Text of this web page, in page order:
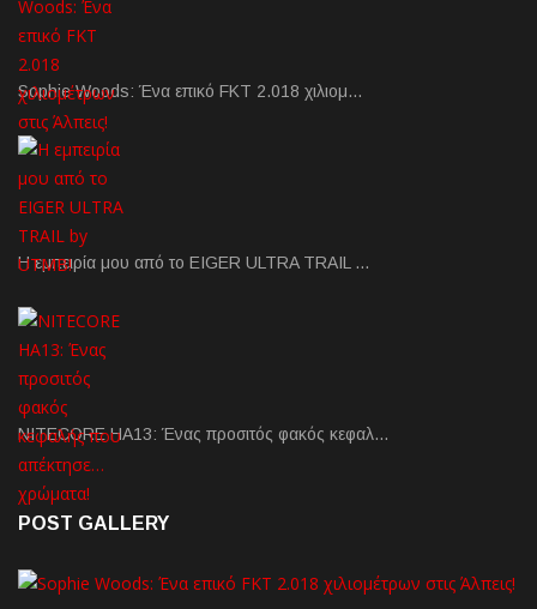
Sophie Woods: Ένα επικό FKT 2.018 χιλιομ…
Η εμπειρία μου από το EIGER ULTRA TRAIL …
NITECORE HA13: Ένας προσιτός φακός κεφαλ…
POST GALLERY